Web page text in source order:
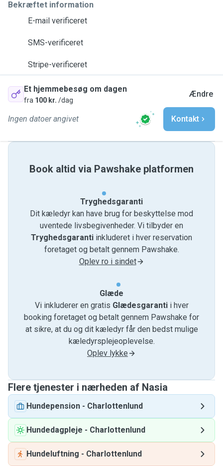
Bekræftet information
E-mail verificeret
SMS-verificeret
Stripe-verificeret
Et hjemmebesøg om dagen
fra 100 kr. /dag
Ændre
Ingen datoer angivet Kontakt
Book altid via Pawshake platformen
Tryghedsgaranti
Dit kæledyr kan have brug for beskyttelse mod
uventede livsbegivenheder. Vi tilbyder en
Tryghedsgaranti inkluderet i hver reservation
foretaget og betalt gennem Pawshake.
Oplev ro i sindet
Glæde
Vi inkluderer en gratis Glædesgarantii hver
booking foretaget og betalt gennem Pawshake for
at sikre, at du og dit kæledyr får den bedst mulige
kæledyrsplejeoplevelse.
Oplev lykke
Flere tjenester i nærheden af ​​Nasia
Hundepension - Charlottenlund
Hundedagpleje - Charlottenlund
Hundeluftning - Charlottenlund